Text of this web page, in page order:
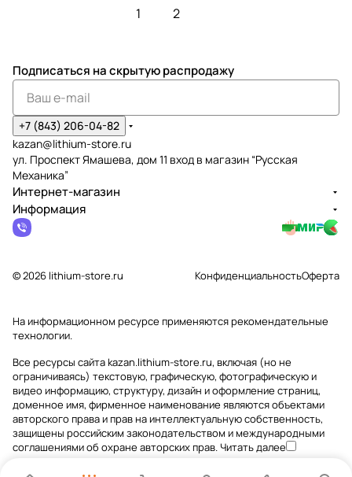
1 2
Подписаться на скрытую распродажу
+7 (843) 206-04-82
kazan@lithium-store.ru
ул. Проспект Ямашева, дом 11 вход в магазин “Русская
Механика”
Интернет-магазин
Информация
© 2026 lithium-store.ru КонфиденциальностьОферта
На информационном ресурсе применяютсярекомендательные
технологии.
Все ресурсы сайта kazan.lithium-store.ru, включая (но не
ограничиваясь) текстовую, графическую, фотографическую и
видео информацию, структуру, дизайн и оформление страниц,
доменное имя, фирменное наименование являются объектами
авторского права и прав на интеллектуальную собственность,
защищены российским законодательством и международными
соглашениями об охране авторских прав.Читать далее